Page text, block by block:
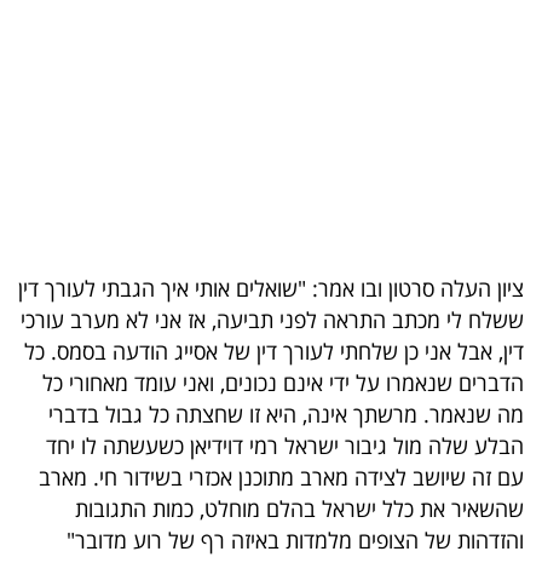
40
UNDER
40
שיתופי
פעולה
ציון העלה סרטון ובו אמר: "שואלים אותי איך הגבתי לעורך דין
ששלח לי מכתב התראה לפני תביעה, אז אני לא מערב עורכי
דין, אבל אני כן שלחתי לעורך דין של אסייג הודעה בסמס. כל
הדברים שנאמרו על ידי אינם נכונים, ואני עומד מאחורי כל
מה שנאמר. מרשתך אינה, היא זו שחצתה כל גבול בדברי
הבלע שלה מול גיבור ישראל רמי דוידיאן כשעשתה לו יחד
עם זה שיושב לצידה מארב מתוכנן אכזרי בשידור חי. מארב
שהשאיר את כלל ישראל בהלם מוחלט, כמות התגובות
והזדהות של הצופים מלמדות באיזה רף של רוע מדובר"